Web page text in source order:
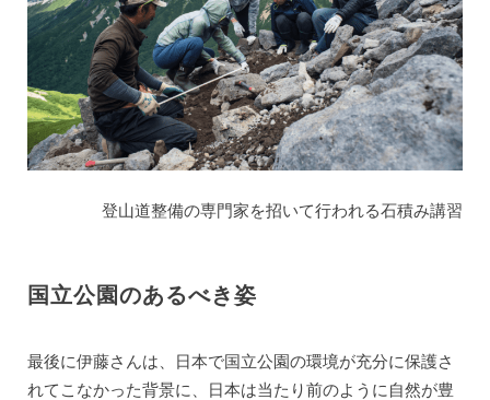
登山道整備の専門家を招いて行われる石積み講習
国立公園のあるべき姿
最後に伊藤さんは、日本で国立公園の環境が充分に保護さ
れてこなかった背景に、日本は当たり前のように自然が豊